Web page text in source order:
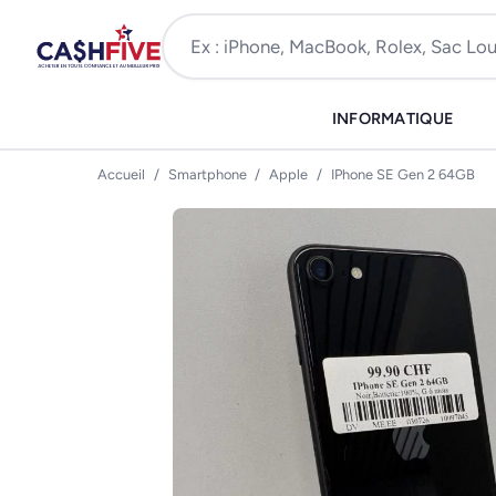
INFORMATIQUE
Accueil / Smartphone / Apple / IPhone SE Gen 2 64GB